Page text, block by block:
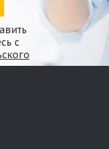
с